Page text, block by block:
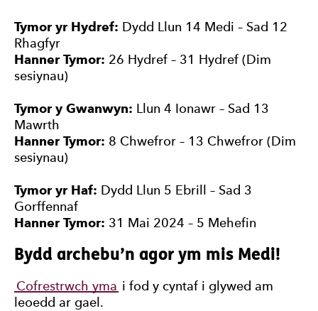
Tymor yr Hydref: Dydd Llun 14 Medi – Sad 12
Rhagfyr
Hanner Tymor: 26 Hydref – 31 Hydref (Dim
sesiynau)
Tymor y Gwanwyn: Llun 4 Ionawr – Sad 13
Mawrth
Hanner Tymor: 8 Chwefror – 13 Chwefror (Dim
sesiynau)
Tymor yr Haf: Dydd Llun 5 Ebrill – Sad 3
Gorffennaf
Hanner Tymor: 31 Mai 2024 – 5 Mehefin
Bydd archebu’n agor ym mis Medi!
Cofrestrwch yma i fod y cyntaf i glywed am
leoedd ar gael.